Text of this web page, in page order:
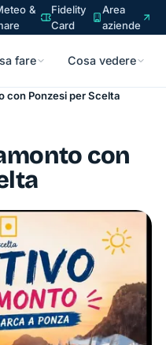
&
Fidelity
Card
Area
aziende
fare Cosa vedere
con Ponzesi per Scelta
con